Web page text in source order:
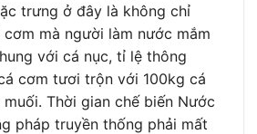
trưng ở đây là không chỉ
mà người làm nước mắm
với cá nục, tỉ lệ thông
cơm tươi trộn với 100kg cá
Thời gian chế biến Nước
pháp truyền thống phải mất